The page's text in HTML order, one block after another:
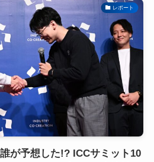
レポート
が予想した!? ICCサミット10